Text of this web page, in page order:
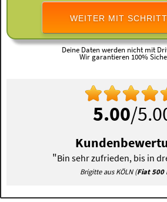
WEITER MIT
Deine Daten werden nicht mit
Wir garantieren 100%
5.00/
"Bin sehr zufrieden, bis in
Brigitte aus KÖLN (Fiat 500